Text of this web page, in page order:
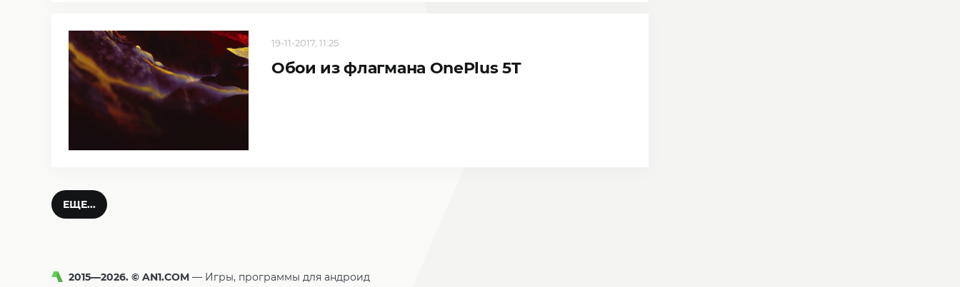
19-11-2017, 11:25
Обои из флагмана OnePlus 5T
ЕЩЕ...
2015—2026. © AN1.COM Игры, программы для андроид